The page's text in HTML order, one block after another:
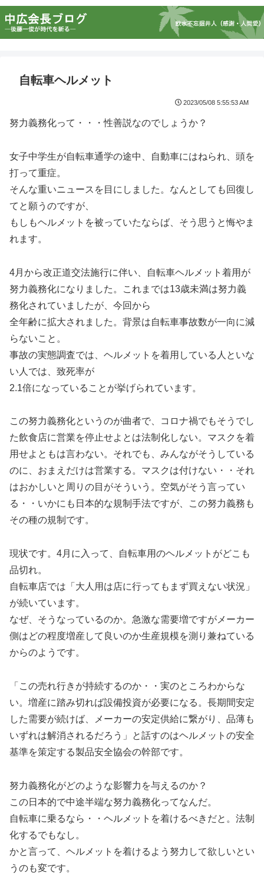
自転車ヘルメット
2023/05/08 5:55:53 AM
努力義務化って・・・性善説なのでしょうか？
女子中学生が自転車通学の途中、自動車にはねられ、頭を
打って重症。
そんな重いニュースを目にしました。なんとしても回復し
てと願うのですが、
もしもヘルメットを被っていたならば、そう思うと悔やま
れます。
4月から改正道交法施行に伴い、自転車ヘルメット着用が
努力義務化になりました。これまでは13歳未満は努力義
務化されていましたが、今回から
全年齢に拡大されました。背景は自転車事故数が一向に減
らないこと。
事故の実態調査では、ヘルメットを着用している人といな
い人では、致死率が
2.1倍になっていることが挙げられています。
この努力義務化というのが曲者で、コロナ禍でもそうでし
た飲食店に営業を停止せよとは法制化しない。マスクを着
用せよともは言わない。それでも、みんながそうしている
のに、おまえだけは営業する。マスクは付けない・・それ
はおかしいと周りの目がそういう。空気がそう言ってい
る・・いかにも日本的な規制手法ですが、この努力義務も
その種の規制です。
現状です。4月に入って、自転車用のヘルメットがどこも
品切れ。
自転車店では「大人用は店に行ってもまず買えない状況」
が続いています。
なぜ、そうなっているのか。急激な需要増ですがメーカー
側はどの程度増産して良いのか生産規模を測り兼ねている
からのようです。
「この売れ行きが持続するのか・・実のところわからな
い。増産に踏み切れば設備投資が必要になる。長期間安定
した需要が続けば、メーカーの安定供給に繋がり、品薄も
いずれは解消されるだろう」と話すのはヘルメットの安全
基準を策定する製品安全協会の幹部です。
努力義務化がどのような影響力を与えるのか？
この日本的で中途半端な努力義務化ってなんだ。
自転車に乗るなら・・ヘルメットを着けるべきだと。法制
化するでもなし。
かと言って、ヘルメットを着けるよう努力して欲しいとい
うのも変です。